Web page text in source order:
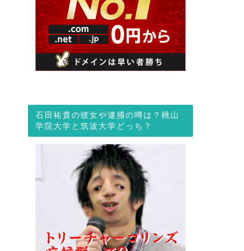
石田祐貴の彼女や逮捕の噂は？桃山
学院大学と筑波大学どっち？